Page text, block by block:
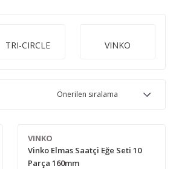
TRI-CIRCLE VINKO
VINKO
Vinko Elmas Saatçi Eğe Seti 10
Parça 160mm